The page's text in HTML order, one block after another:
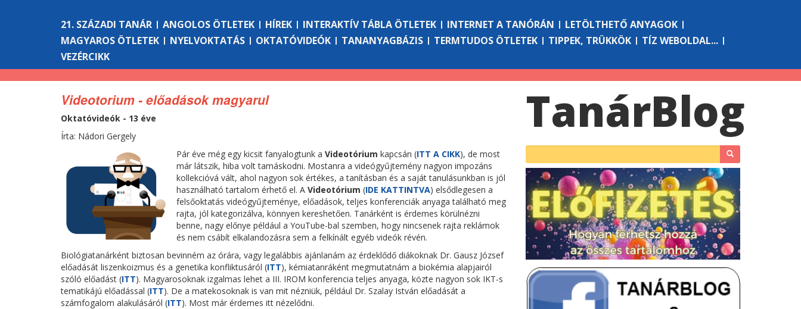
21. SZÁZADI TANÁR ANGOLOS ÖTLETEK HÍREK INTERAKTÍV TÁBLA ÖTLETEK INTERNET A TANÓRÁN
LETÖLTHETŐ ANYAGOK
MAGYAROS ÖTLETEK
NYELVOKTATÁS OKTATÓVIDEÓK TANANYAGBÁZIS TERMTUDOS ÖTLETEK TIPPEK, TRÜKKÖK
TÍZ WEBOLDAL...
VEZÉRCIKK
Videotorium - előadások magyarul
Oktatóvideók - 13 éve
Írta: Nádori Gergely
Pár éve még egy kicsit fanyalogtunk a Videotórium kapcsán (ITT A CIKK), de most
már látszik, hiba volt tamáskodni. Mostanra a videógyűjtemény nagyon impozáns
kollekcióvá vált, ahol nagyon sok értékes, a tanításban és a saját tanulásunkban is jól
használható tartalom érhető el. A Videotórium (IDE KATTINTVA) elsődlegesen a
felsőoktatás videógyűjteménye, előadások, teljes konferenciák anyaga található meg
rajta, jól kategorizálva, könnyen kereshetően. Tanárként is érdemes körülnézni
benne, nagy előnye például a YouTube-bal szemben, hogy nincsenek rajta reklámok
és nem csábít elkalandozásra sem a felkínált egyéb videók révén.
Biológiatanárként biztosan bevinném az órára, vagy legalábbis ajánlanám az érdeklődő diákoknak Dr. Gausz József
előadását liszenkoizmus és a genetika konfliktusáról (ITT), kémiatanráként megmutatnám a biokémia alapjairól
szóló előadást (ITT). Magyarosoknak izgalmas lehet a III. IROM konferencia teljes anyaga, közte nagyon sok IKT-s
tematikájú előadással (ITT). De a matekosoknak is van mit nézniük, például Dr. Szalay István előadását a
számfogalom alakulásáról (ITT). Most már érdemes itt nézelődni.
TanárBlog